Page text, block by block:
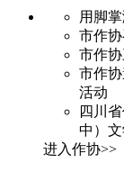
用脚
市作
市作
市作
活动
四川
中）
进入作协>>